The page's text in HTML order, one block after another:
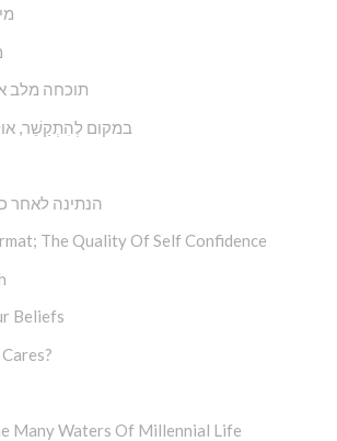
תוכחה מלב
במקום לְהִתְקַשֵׁ‏‏‏‏‏‏‏‏‏‏‏‏‏‏‏‏‏‏‏‏‏‏‏‏‏ר,
הנתינה לאחר
The Quality Of Self Confidence
Beliefs
Many Waters Of Millennial Life